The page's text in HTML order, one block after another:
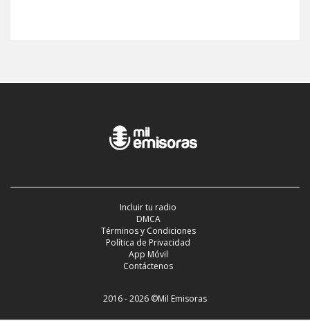
Incluir tu radio
DMCA
Términos y Condiciones
Política de Privacidad
App Móvil
Contáctenos
2016 - 2026 ©Mil Emisoras